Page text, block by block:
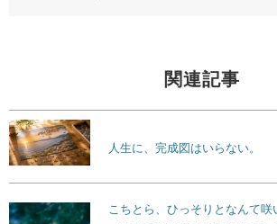
関連記事
人生に、完成図はいらない。
こちとら、ひっそりとなんて